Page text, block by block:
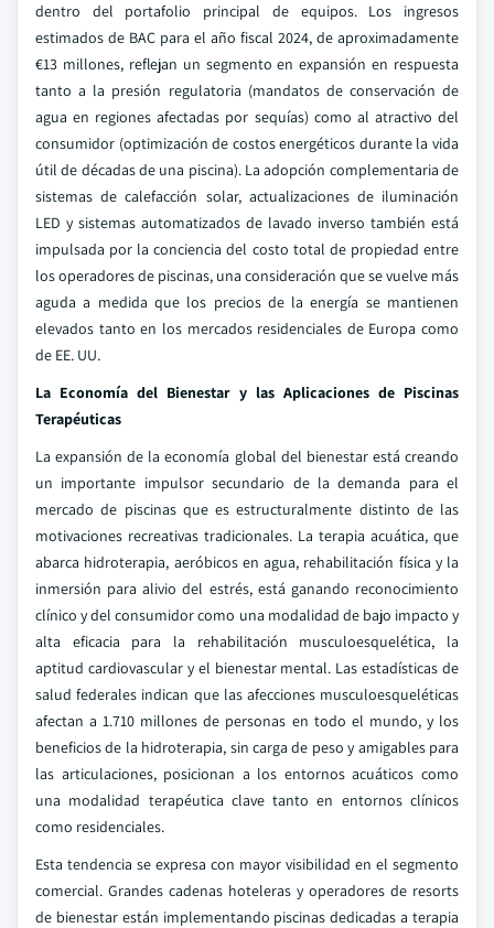
dentro del portafolio principal de equipos. Los ingresos
estimados de BAC para el año fiscal 2024, de aproximadamente
€13 millones, reflejan un segmento en expansión en respuesta
tanto a la presión regulatoria (mandatos de conservación de
agua en regiones afectadas por sequías) como al atractivo del
consumidor (optimización de costos energéticos durante la vida
útil de décadas de una piscina). La adopción complementaria de
sistemas de calefacción solar, actualizaciones de iluminación
LED y sistemas automatizados de lavado inverso también está
impulsada por la conciencia del costo total de propiedad entre
los operadores de piscinas, una consideración que se vuelve más
aguda a medida que los precios de la energía se mantienen
elevados tanto en los mercados residenciales de Europa como
de EE. UU.
La Economía del Bienestar y las Aplicaciones de Piscinas
Terapéuticas
La expansión de la economía global del bienestar está creando
un importante impulsor secundario de la demanda para el
mercado de piscinas que es estructuralmente distinto de las
motivaciones recreativas tradicionales. La terapia acuática, que
abarca hidroterapia, aeróbicos en agua, rehabilitación física y la
inmersión para alivio del estrés, está ganando reconocimiento
clínico y del consumidor como una modalidad de bajo impacto y
alta eficacia para la rehabilitación musculoesquelética, la
aptitud cardiovascular y el bienestar mental. Las estadísticas de
salud federales indican que las afecciones musculoesqueléticas
afectan a 1.710 millones de personas en todo el mundo, y los
beneficios de la hidroterapia, sin carga de peso y amigables para
las articulaciones, posicionan a los entornos acuáticos como
una modalidad terapéutica clave tanto en entornos clínicos
como residenciales.
Esta tendencia se expresa con mayor visibilidad en el segmento
comercial. Grandes cadenas hoteleras y operadores de resorts
de bienestar están implementando piscinas dedicadas a terapia